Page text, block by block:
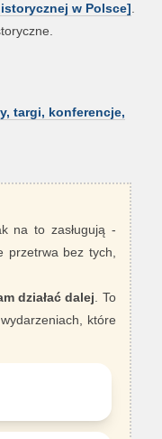
w Polsce]
targi, konferencje,
na to zasługują -
przetrwa bez tych,
działać dalej . To
które